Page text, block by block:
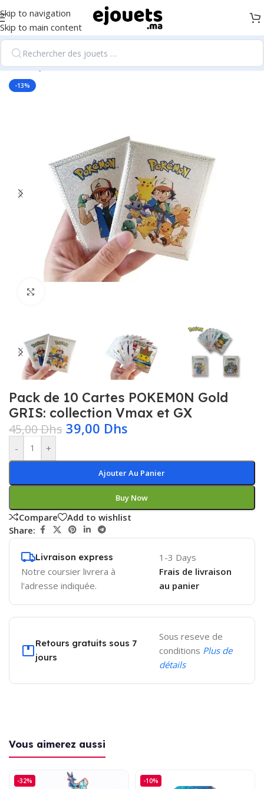
Skip to navigation
Skip to main content
Accueil/Jouets de cartes et collection
-13%
Pack de 10 Cartes POKEM0N Gold
GRIS: collection Vmax et GX
45,00Dhs 39,00 Dhs
- +
Ajouter Au Panier
Buy Now
Compare
Add to wishlist
Share:
Livraison express
Notre coursier livrera à
l'adresse indiquée.
1-3 Days
Frais de livraison
au panier
Retours gratuits sous 7
jours
Sous reseve de
conditions Plus de
détails
Vous aimerez aussi
-32% -10%